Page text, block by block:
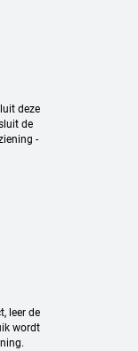
deze
de
-
leer de
wordt